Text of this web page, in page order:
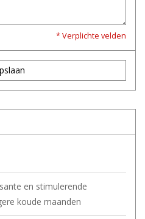
* Verplichte velden
en stimulerende
koude maanden